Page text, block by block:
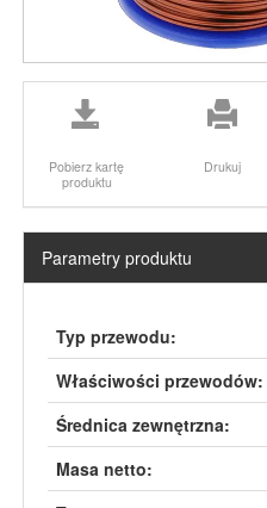
Pobierz kartę
produktu
Drukuj
Parametry produktu
Typ przewodu:
Właściwości przewodów:
Średnica zewnętrzna:
Masa netto: